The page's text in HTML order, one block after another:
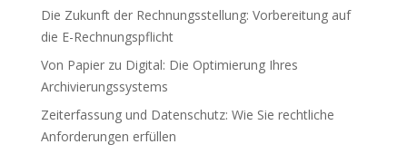
Die Zukunft der Rechnungsstellung: Vorbereitung auf
die E-Rechnungspflicht
Von Papier zu Digital: Die Optimierung Ihres
Archivierungssystems
Zeiterfassung und Datenschutz: Wie Sie rechtliche
Anforderungen erfüllen